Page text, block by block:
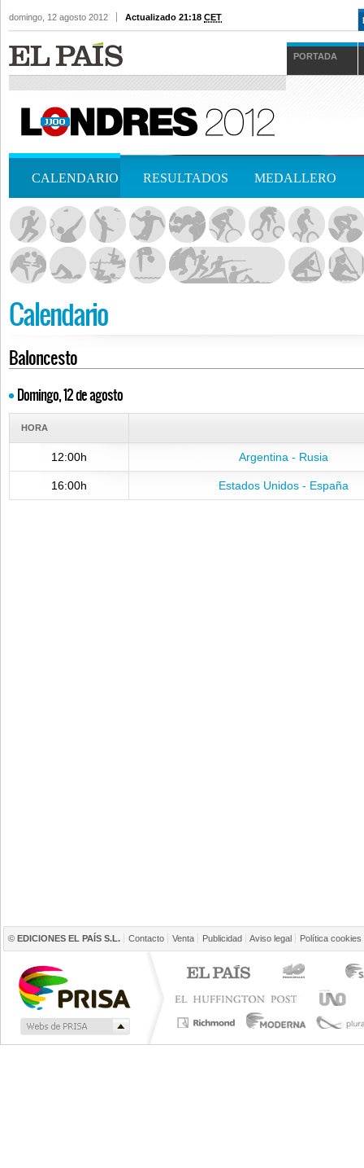
domingo, 12 agosto 2012 Actualizado 21:18 CET
PORTADA
CALENDARIO RESULTADOS MEDALLERO
Calendario
Baloncesto
Domingo, 12 de agosto
HORA
12:00h Argentina - Rusia
16:00h Estados Unidos - España
© EDICIONES EL PAÍS S.L. Contacto Venta Publicidad Aviso legal Política cookies